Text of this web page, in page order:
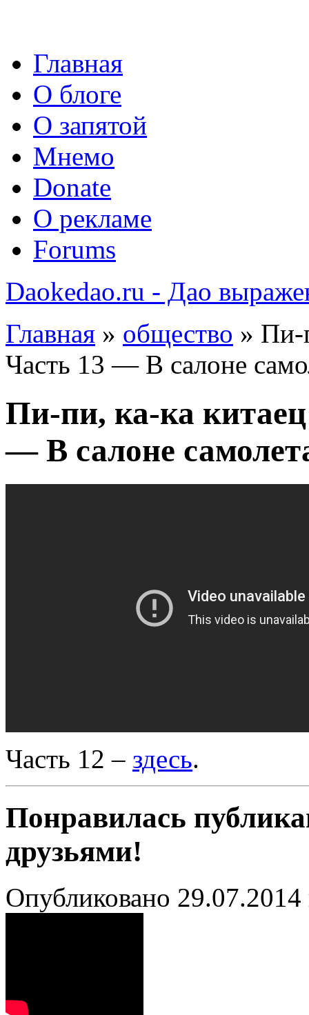
Главная
О блоге
О запятой
Мнемо
Donate
О рекламе
Forums
Daokedao.ru - Дао
Главная » общество » Пи-
Часть 13 — В салоне
Пи-пи, ка-ка китаец
— В салоне
Часть 12 – здесь.
Понравилась
друзьями!
Опубликовано